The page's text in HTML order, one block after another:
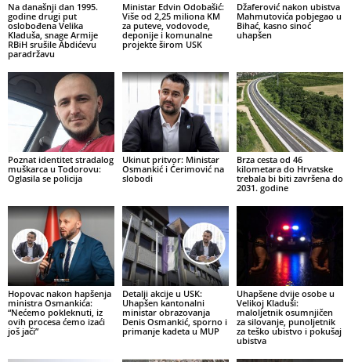
Na današnji dan 1995.
godine drugi put
oslobođena Velika
Kladuša, snage Armije
RBiH srušile Abdićevu
paradržavu
Ministar Edvin Odobašić:
Više od 2,25 miliona KM
za puteve, vodovode,
deponije i komunalne
projekte širom USK
Džaferović nakon ubistva
Mahmutovića pobjegao u
Bihać, kasno sinoć
uhapšen
Poznat identitet stradalog
muškarca u Todorovu:
Oglasila se policija
Ukinut pritvor: Ministar
Osmankić i Ćerimović na
slobodi
Brza cesta od 46
kilometara do Hrvatske
trebala bi biti završena do
2031. godine
Hopovac nakon hapšenja
ministra Osmankića:
“Nećemo pokleknuti, iz
ovih procesa ćemo izaći
još jači”
Detalji akcije u USK:
Uhapšen kantonalni
ministar obrazovanja
Denis Osmankić, sporno i
primanje kadeta u MUP
Uhapšene dvije osobe u
Velikoj Kladuši:
maloljetnik osumnjičen
za silovanje, punoljetnik
za teško ubistvo i pokušaj
ubistva